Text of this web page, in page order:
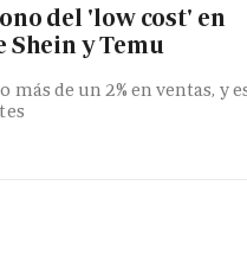
del 'low cost' en
Shein y Temu
de un 2% en ventas, y